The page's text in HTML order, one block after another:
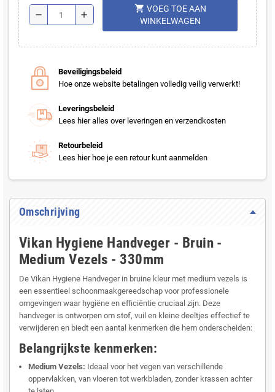
remove add
shopping_cart VOEG TOE AAN
WINKELWAGEN
Beveiligingsbeleid
Hoe onze website betalingen volledig veilig verwerkt!
Leveringsbeleid
Lees hier alles over leveringen en verzendkosten
Retourbeleid
Lees hier hoe je een retour kunt aanmelden
Omschrijving
Vikan Hygiene Handveger - Bruin -
Medium Vezels - 330mm
De Vikan Hygiene Handveger in bruine kleur met medium vezels is
een essentieel schoonmaakgereedschap voor professionele
omgevingen waar hygiëne en efficiëntie cruciaal zijn. Deze
handveger is ontworpen om stof, vuil en kleine deeltjes effectief te
verwijderen en biedt een aantal kenmerken die hem onderscheiden:
Belangrijkste kenmerken:
Medium Vezels: Ideaal voor het vegen van verschillende
oppervlakken, van vloeren tot werkbladen, zonder krassen achter